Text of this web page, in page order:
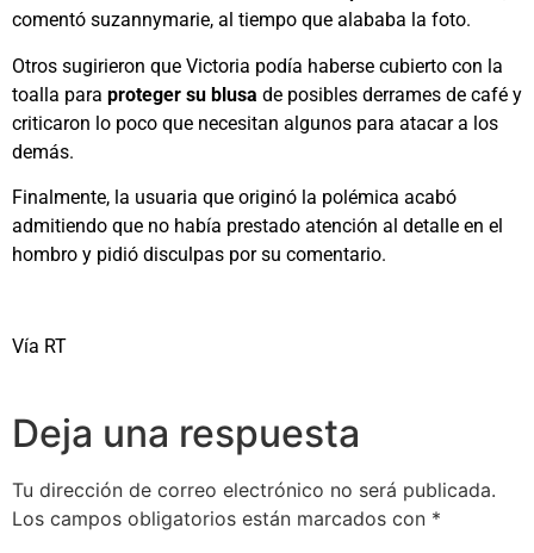
comentó suzannymarie, al tiempo que alababa la foto.
Otros sugirieron que Victoria podía haberse cubierto con la
toalla para proteger su blusa de posibles derrames de café y
criticaron lo poco que necesitan algunos para atacar a los
demás.
Finalmente, la usuaria que originó la polémica acabó
admitiendo que no había prestado atención al detalle en el
hombro y pidió disculpas por su comentario.
Vía RT
Deja una respuesta
Tu dirección de correo electrónico no será publicada.
Los campos obligatorios están marcados con *